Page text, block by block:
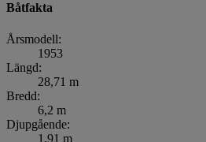
Båtfakta
Årsmodell:
1953
Längd:
28,71 m
Bredd:
6,2 m
Djupgående:
1,91 m